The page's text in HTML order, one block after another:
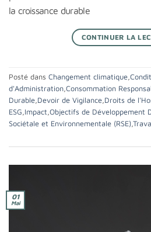
la croissance durable
CONTINUER LA
Posté dans Changement climatique,
d'Administration,Consommation
Durable,Devoir de Vigilance,Droits de
ESG,Impact,Objectifs de Développement
Sociétale et Environnementale (RSE),
01
Mai